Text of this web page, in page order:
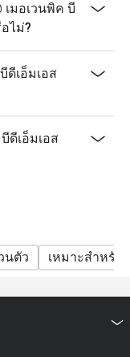
มอเวนพิค บี
ไม่?
ดีเอ็มเอส
ดีเอ็มเอส
นตัว เหมาะสำหรับ